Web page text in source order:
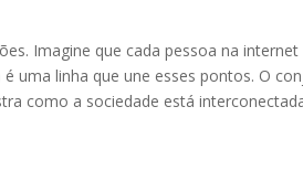
Imagine que cada pessoa na internet
uma linha que une esses pontos. O
como a sociedade está